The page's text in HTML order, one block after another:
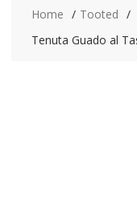
Home
Tooted
Tenuta Guado al